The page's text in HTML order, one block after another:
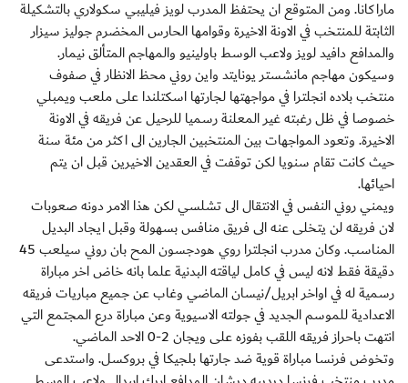
ماراكانا. ومن المتوقع ان يحتفظ المدرب لويز فيليبي سكولاري بالتشكيلة
الثابتة للمنتخب في الاونة الاخيرة وقوامها الحارس المخضرم جوليز سيزار
والمدافع دافيد لويز ولاعب الوسط باولينيو والمهاجم المتألق نيمار.
وسيكون مهاجم مانشستر يونايتد واين روني محظ الانظار في صفوف
منتخب بلاده انجلترا في مواجهتها لجارتها اسكتلندا على ملعب ويمبلي
خصوصا في ظل رغبته غير المعلنة رسميا للرحيل عن فريقه في الاونة
الاخيرة. وتعود المواجهات بين المنتخبين الجارين الى اكثر من مئة سنة
حيث كانت تقام سنويا لكن توقفت في العقدين الاخيرين قبل ان يتم
احيائها.
ويمني روني النفس في الانتقال الى تشلسي لكن هذا الامر دونه صعوبات
لان فريقه لن يتخلى عنه الى فريق منافس بسهولة وقبل ايجاد البديل
المناسب. وكان مدرب انجلترا روي هودجسون المح بان روني سيلعب 45
دقيقة فقط لانه ليس في كامل لياقته البدنية علما بانه خاض اخر مباراة
رسمية له في اواخر ابريل/نيسان الماضي وغاب عن جميع مباريات فريقه
الاعدادية للموسم الجديد في جولته الاسيوية وعن مباراة درع المجتمع التي
انتهت باحراز فريقه اللقب بفوزه على ويجان 2-0 الاحد الماضي.
وتخوض فرنسا مباراة قوية ضد جارتها بلجيكا في بروكسل. واستدعى